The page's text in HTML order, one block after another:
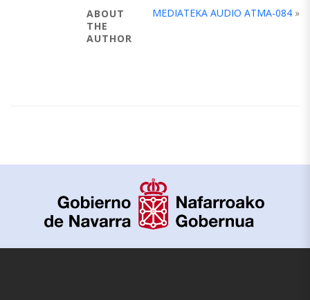
MEDIATEKA AUDIO ATMA-084 »
ABOUT
THE
AUTHOR